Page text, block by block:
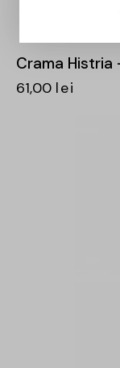
Crama Histria
61,00 lei